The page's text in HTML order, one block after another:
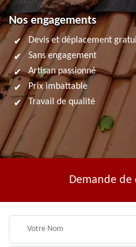
Nos engagements
Devis et déplacement
Sans engagement
Artisan passionné
Prix imbattable
Travail de qualité
Demande